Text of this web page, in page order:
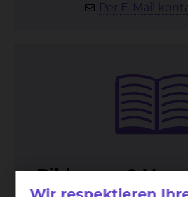
Per E-Mail
Bil­dungs- &